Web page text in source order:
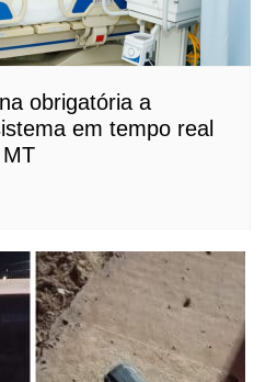
obrigatória a
em tempo real